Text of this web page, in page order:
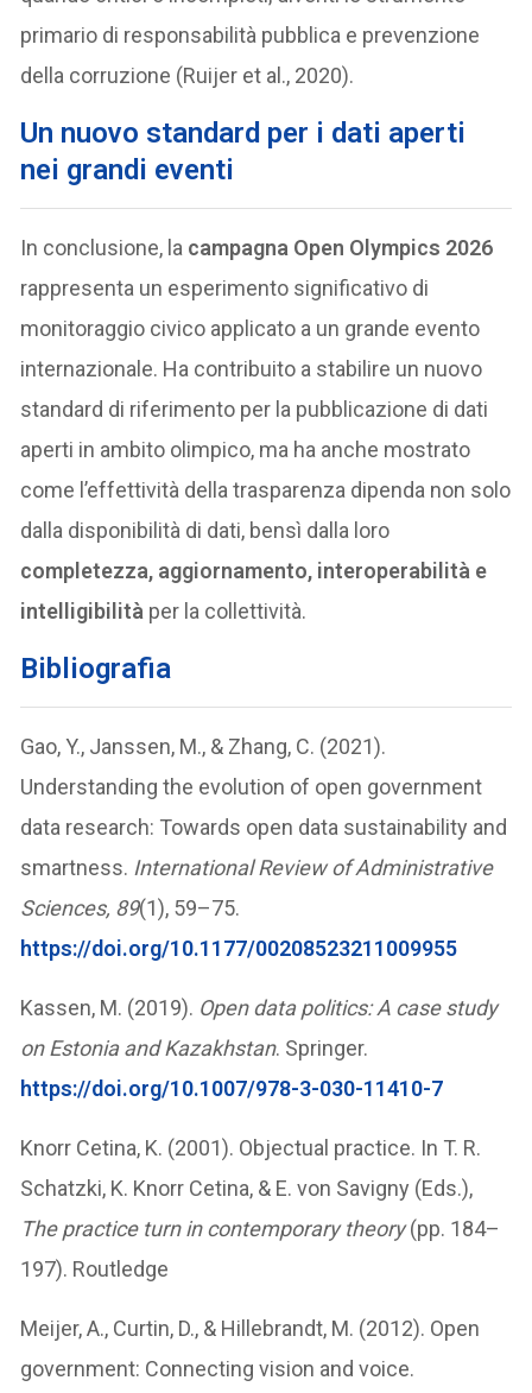
primario di responsabilità pubblica e prevenzione
della corruzione (Ruijer et al., 2020).
Un nuovo standard per i dati aperti
nei grandi eventi
In conclusione, la campagna Open Olympics 2026
rappresenta un esperimento significativo di
monitoraggio civico applicato a un grande evento
internazionale. Ha contribuito a stabilire un nuovo
standard di riferimento per la pubblicazione di dati
aperti in ambito olimpico, ma ha anche mostrato
come l’effettività della trasparenza dipenda non solo
dalla disponibilità di dati, bensì dalla loro
completezza, aggiornamento, interoperabilità e
intelligibilità per la collettività.
Bibliografia
Gao, Y., Janssen, M., & Zhang, C. (2021).
Understanding the evolution of open government
data research: Towards open data sustainability and
smartness. International Review of Administrative
Sciences, 89(1), 59–75.
https://doi.org/10.1177/00208523211009955
Kassen, M. (2019). Open data politics: A case study
on Estonia and Kazakhstan. Springer.
https://doi.org/10.1007/978-3-030-11410-7
Knorr Cetina, K. (2001). Objectual practice. In T. R.
Schatzki, K. Knorr Cetina, & E. von Savigny (Eds.),
The practice turn in contemporary theory(pp. 184–
197). Routledge
Meijer, A., Curtin, D., & Hillebrandt, M. (2012). Open
government: Connecting vision and voice.